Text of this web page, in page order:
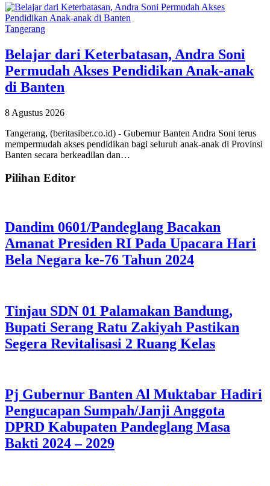
Tangerang
Belajar dari Keterbatasan, Andra Soni
Permudah Akses Pendidikan Anak-anak
di Banten
8 Agustus 2026
Tangerang, (beritasiber.co.id) - Gubernur Banten Andra Soni terus
mempermudah akses pendidikan bagi seluruh anak-anak di Provinsi
Banten secara berkeadilan dan…
Pilihan Editor
Dandim 0601/Pandeglang Bacakan
Amanat Presiden RI Pada Upacara Hari
Bela Negara ke-76 Tahun 2024
Tinjau SDN 01 Palamakan Bandung,
Bupati Serang Ratu Zakiyah Pastikan
Segera Revitalisasi 2 Ruang Kelas
Pj Gubernur Banten Al Muktabar Hadiri
Pengucapan Sumpah/Janji Anggota
DPRD Kabupaten Pandeglang Masa
Bakti 2024 – 2029